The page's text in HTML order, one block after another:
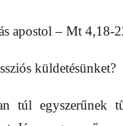
apostol – Mt 4,18-
küldetésünket?
túl egyszerűnek